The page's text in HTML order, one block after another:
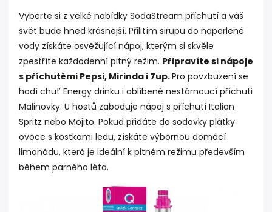
Vyberte si z velké nabídky SodaStream příchutí a váš
svět bude hned krásnější. Přilitím sirupu do naperlené
vody získáte osvěžující nápoj, kterým si skvěle
zpestříte každodenní pitný režim. Připravíte si nápoje
s příchutěmi Pepsi, Mirinda i 7up.Pro povzbuzení se
hodí chuť Energy drinku i oblíbené nestárnoucí příchuti
Malinovky. U hostů zaboduje nápoj s příchutí Italian
Spritz nebo Mojito. Pokud přidáte do sodovky plátky
ovoce s kostkami ledu, získáte výbornou domácí
limonádu, která je ideální k pitném režimu především
během parného léta.